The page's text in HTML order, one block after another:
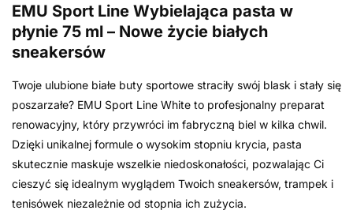
EMU Sport Line Wybielająca pasta w
płynie 75 ml – Nowe życie białych
sneakersów
Twoje ulubione białe buty sportowe straciły swój blask i stały się
poszarzałe? EMU Sport Line White to profesjonalny preparat
renowacyjny, który przywróci im fabryczną biel w kilka chwil.
Dzięki unikalnej formule o wysokim stopniu krycia, pasta
skutecznie maskuje wszelkie niedoskonałości, pozwalając Ci
cieszyć się idealnym wyglądem Twoich sneakersów, trampek i
tenisówek niezależnie od stopnia ich zużycia.